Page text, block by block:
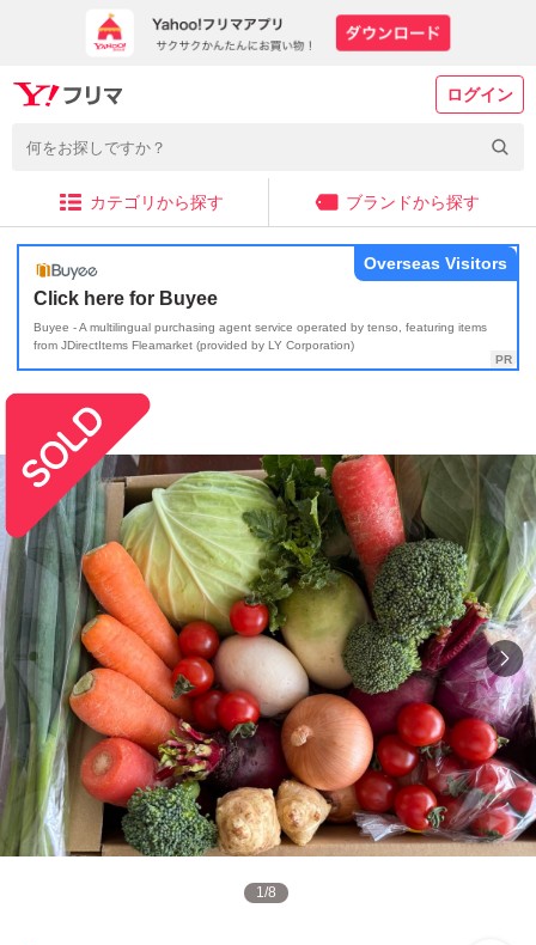
ログイン
カテゴリから探す ブランドから探す
Click here for Buyee
Buyee - A multilingual purchasing agent service operated by tenso, featuring items
from JDirectItems Fleamarket (provided by LY Corporation)
Overseas Visitors
1/8